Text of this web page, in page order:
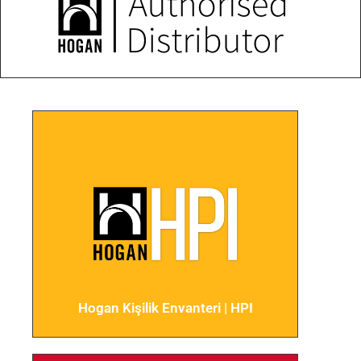
Hogan Kişilik Envanteri | HPI
tasarlanmıştır.
Detaylar için tıklayın
Eğilimler Ölçümü | HDS
Birey başarısını olumsuz yönde
etkileyen davranışların fark
edilmesini sağlayıp önerilerde
Detaylar için tıklayın